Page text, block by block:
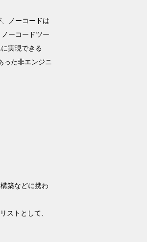
ノーコードは
ーコードツー
実現できる
った非エンジニ
築などに携わ
ストとして、